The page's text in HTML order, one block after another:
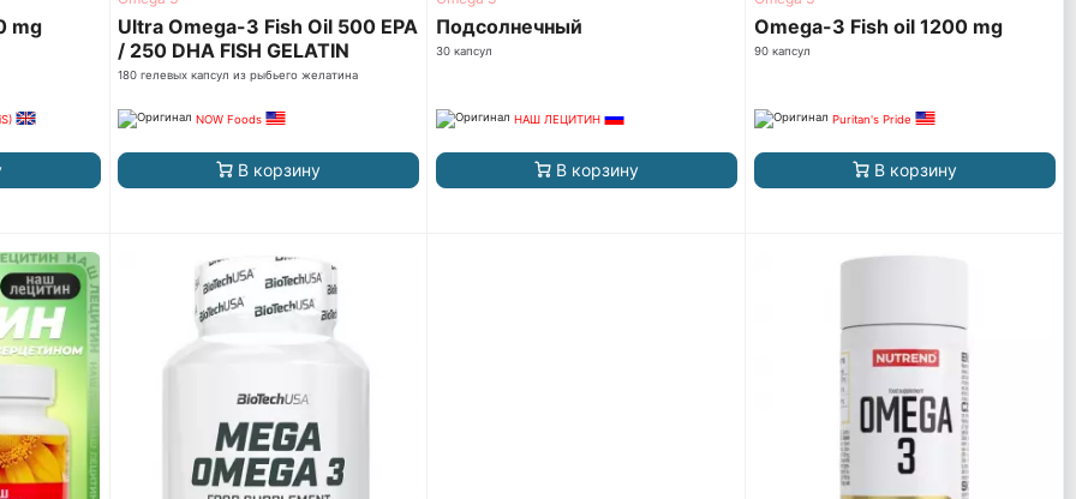
mg
Ultra Omega-3 Fish Oil 500 EPA
/ 250 DHA FISH GELATIN
180 гелевых капсул из рыбьего желатина
NOW Foods
В корзину
Подсолнечный
30 капсул
НАШ ЛЕЦИТИН
В корзину
Omega-3 Fish oil 1200 mg
90 капсул
Puritan's Pride
В корзину